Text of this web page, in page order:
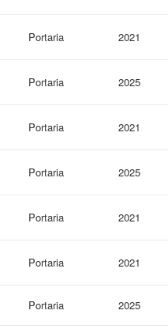
Portaria 2021
Portaria 2025
Portaria 2021
Portaria 2025
Portaria 2021
Portaria 2021
Portaria 2025